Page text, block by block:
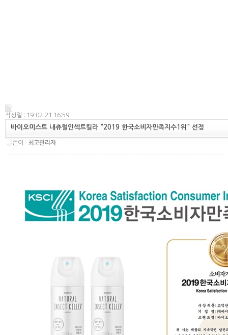
작성일 : 19-02-21 16:59
바이오미스트 내츄럴인섹트킬라 "2019 한국소비자만족지수1위" 선정
글쓴이 : 최고관리자